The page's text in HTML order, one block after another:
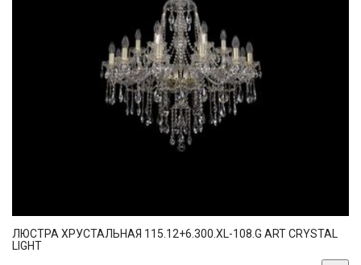
ЛЮСТРА ХРУСТАЛЬНАЯ 115.12+6.300.XL-108.G ART CRYSTAL
LIGHT